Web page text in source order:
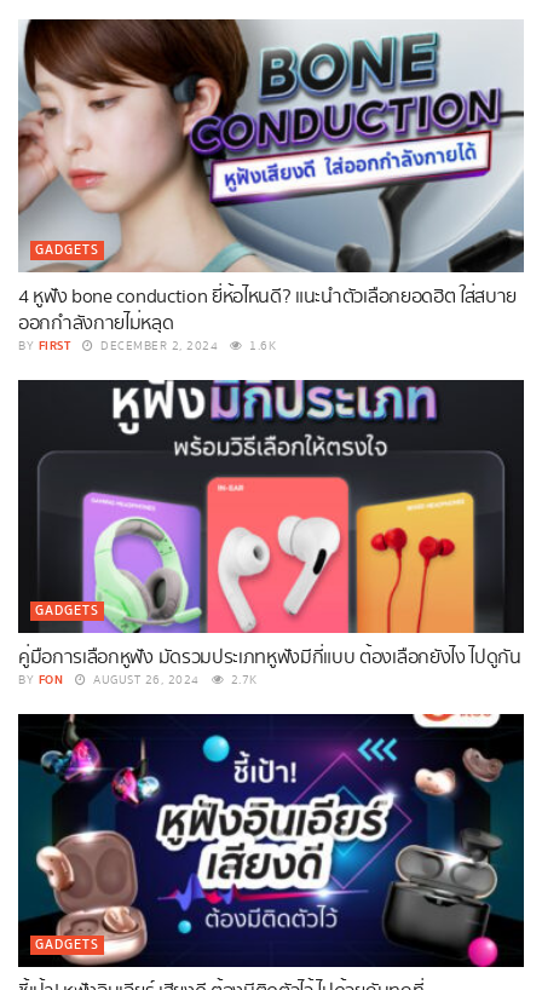
GADGETS
4 หูฟัง bone conduction ยี่ห้อไหนดี? แนะนำตัวเลือกยอดฮิต ใส่สบาย
ออกกำลังกายไม่หลุด
BY FIRST DECEMBER 2, 2024 1.6K
GADGETS
คู่มือการเลือกหูฟัง มัดรวมประเภทหูฟังมีกี่แบบ ต้องเลือกยังไง ไปดูกัน
BY FON AUGUST 26, 2024 2.7K
GADGETS